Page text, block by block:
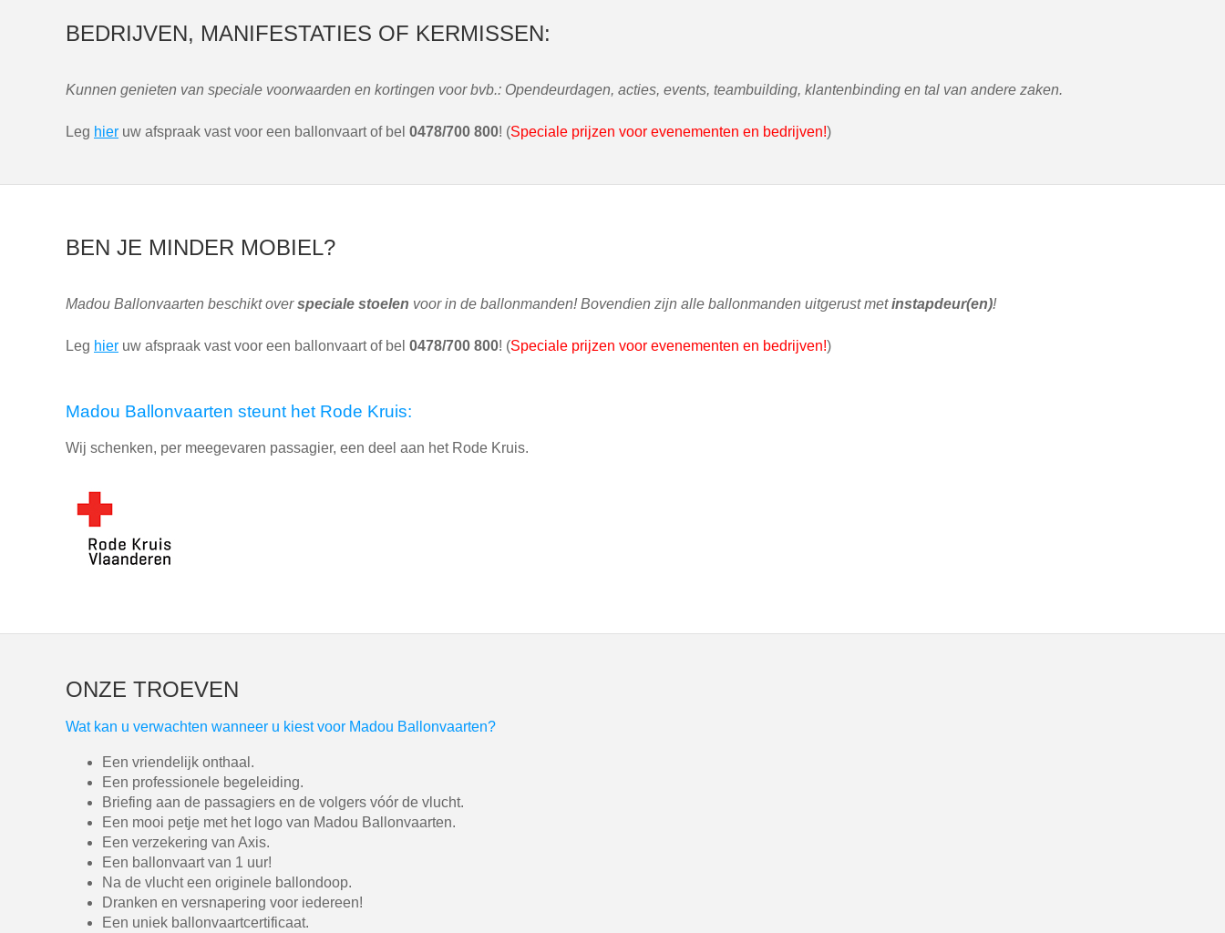
BEDRIJVEN, MANIFESTATIES OF KERMISSEN:
Kunnen genieten van speciale voorwaarden en kortingen voor bvb.: Opendeurdagen, acties, events, teambuilding, klantenbinding en tal van andere zaken.
Leg hier uw afspraak vast voor een ballonvaart of bel 0478/700 800! (Speciale prijzen voor evenementen en bedrijven!)
BEN JE MINDER MOBIEL?
Madou Ballonvaarten beschikt overspeciale stoelen voor in de ballonmanden! Bovendien zijn alle ballonmanden uitgerust metinstapdeur(en)!
Leg hier uw afspraak vast voor een ballonvaart of bel 0478/700 800! (Speciale prijzen voor evenementen en bedrijven!)
Madou Ballonvaarten steunt het Rode Kruis:
Wij schenken, per meegevaren passagier, een deel aan het Rode Kruis.
ONZE TROEVEN
Wat kan u verwachten wanneer u kiest voor Madou Ballonvaarten?
Een vriendelijk onthaal.
Een professionele begeleiding.
Briefing aan de passagiers en de volgers vóór de vlucht.
Een mooi petje met het logo van Madou Ballonvaarten.
Een verzekering van Axis.
Een ballonvaart van 1 uur!
Na de vlucht een originele ballondoop.
Dranken en versnapering voor iedereen!
Een uniek ballonvaartcertificaat.